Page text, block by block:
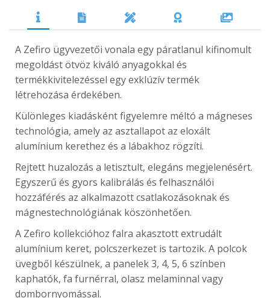
A Zefiro ügyvezetői vonala egy páratlanul kifinomult
megoldást ötvöz kiváló anyagokkal és
termékkivitelezéssel egy exklúzív termék
létrehozása érdekében.
Különleges kiadásként figyelemre méltó a mágneses
technológia, amely az asztallapot az eloxált
alumínium kerethez és a lábakhoz rögzíti.
Rejtett huzalozás a letisztult, elegáns megjelenésért.
Egyszerű és gyors kalibrálás és felhasználói
hozzáférés az alkalmazott csatlakozásoknak és
mágnestechnológiának köszönhetően.
A Zefiro kollekcióhoz falra akasztott extrudált
alumínium keret, polcszerkezet is tartozik. A polcok
üvegből készülnek, a panelek 3, 4, 5, 6 színben
kaphatók, fa furnérral, olasz melaminnal vagy
dombornyomással.